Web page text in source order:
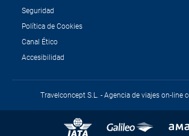
Seguridad
Política de Cookies
Canal Ético
Accesibilidad
Travelconcept S.L. - Agencia de viajes on-line